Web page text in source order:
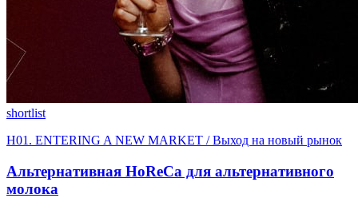
shortlist
H01. ENTERING A NEW MARKET / Выход на новый рынок
Альтернативная HoReCa для альтернативного
молока